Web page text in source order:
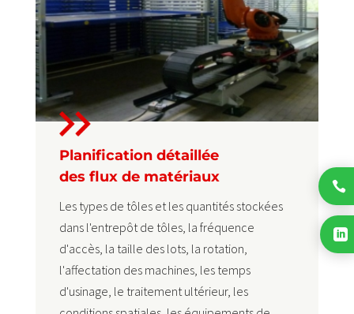
Planification détaillée
des flux de matériaux
Les types de tôles et les quantités stockées
dans l'entrepôt de tôles, la fréquence
d'accès, la taille des lots, la rotation,
l'affectation des machines, les temps
d'usinage, le traitement ultérieur, les

